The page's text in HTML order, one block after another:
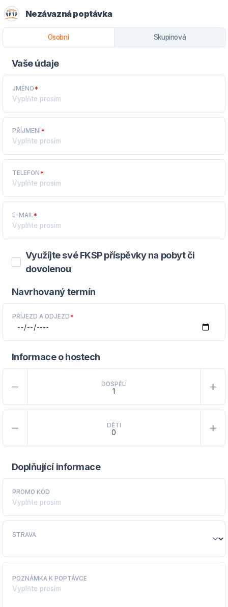
Nezávazná poptávka
Osobní Skupinová
Vaše údaje
JMÉNO*
PŘÍJMENÍ*
TELEFON*
E-MAIL*
Využíjte své FKSP příspěvky na pobyt či
dovolenou
Navrhovaný termín
PŘÍJEZD A ODJEZD*
Informace o hostech
DOSPĚLÍ
DĚTI
Doplňující informace
PROMO KÓD
STRAVA
POZNÁMKA K POPTÁVCE